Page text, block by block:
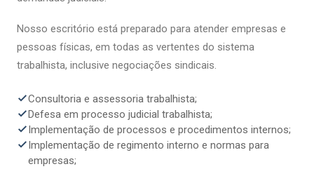
Nosso escritório está preparado para atender empresas e
pessoas físicas, em todas as vertentes do sistema
trabalhista, inclusive negociações sindicais.
Consultoria e assessoria trabalhista;
Defesa em processo judicial trabalhista;
Implementação de processos e procedimentos internos;
Implementação de regimento interno e normas para
empresas;